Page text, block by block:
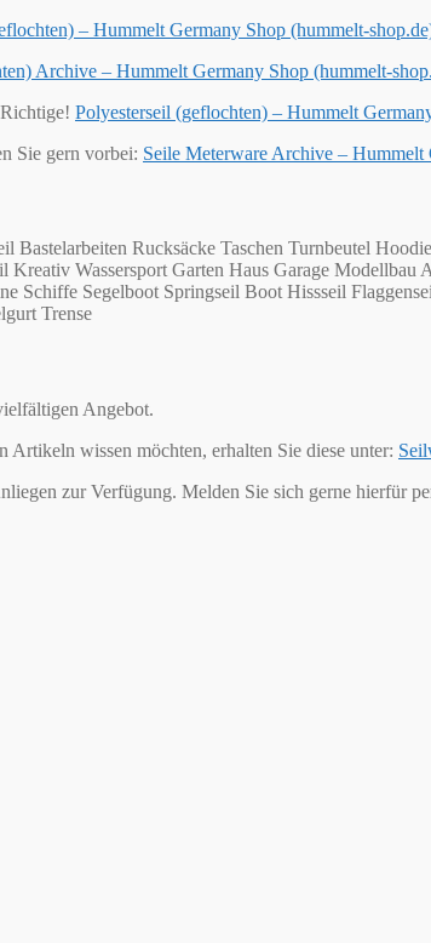
– Hummelt Germany Shop (hummelt-
Archive – Hummelt Germany Shop (hummelt-
Polyesterseil (geflochten) – Hummelt
Sie gern vorbei: Seile Meterware Archive –
Rucksäcke Taschen Turnbeutel
Wassersport Garten Haus Garage
Schiffe Segelboot Springseil Boot Hissseil
Trense
Angebot.
Artikeln wissen möchten, erhalten Sie diese unter:
zur Verfügung. Melden Sie sich gerne hierfür